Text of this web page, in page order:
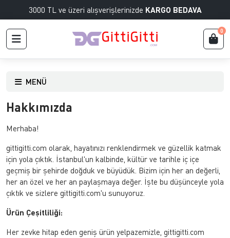
3000 TL ve üzeri alışverişlerinizde KARGO BEDAVA
0
MENÜ
Hakkımızda
Merhaba!
gittigitti.com olarak, hayatınızı renklendirmek ve güzellik katmak
için yola çıktık. İstanbul'un kalbinde, kültür ve tarihle iç içe
geçmiş bir şehirde doğduk ve büyüdük. Bizim için her an değerli,
her an özel ve her an paylaşmaya değer. İşte bu düşünceyle yola
çıktık ve sizlere gittigitti.com'u sunuyoruz.
Ürün Çeşitliliği:
Her zevke hitap eden geniş ürün yelpazemizle, gittigitti.com